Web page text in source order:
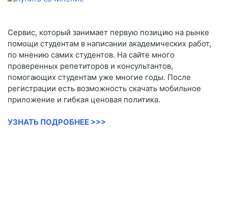
Сервис, который занимает первую позицию на рынке
помощи студентам в написании академических работ,
по мнению самих студентов. На сайте много
проверенных репетиторов и консультантов,
помогающих студентам уже многие годы. После
регистрации есть возможность скачать мобильное
приложение и гибкая ценовая политика.
УЗНАТЬ ПОДРОБНЕЕ >>>